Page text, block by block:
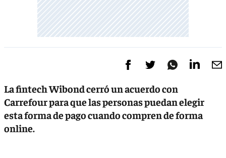
La fintech Wibond cerró un acuerdo con
Carrefour para que las personas puedan elegir
esta forma de pago cuando compren de forma
online.